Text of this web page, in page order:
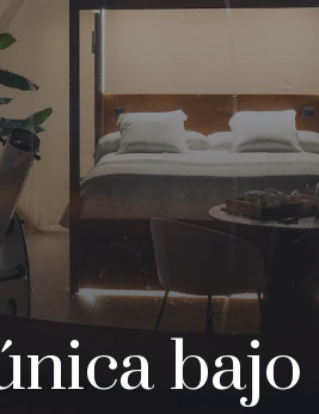
bajo